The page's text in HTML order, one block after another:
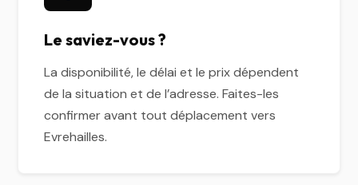
Le saviez-vous ?
La disponibilité, le délai et le prix dépendent
de la situation et de l’adresse. Faites-les
confirmer avant tout déplacement vers
Evrehailles.